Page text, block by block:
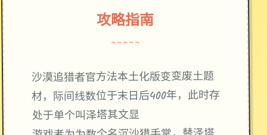
攻略指南
~~~~~
沙漠追猎者官方法本土化版变变废土题
材，际间线数位于末日后400年，此时存
处于单个叫泽塔其文显